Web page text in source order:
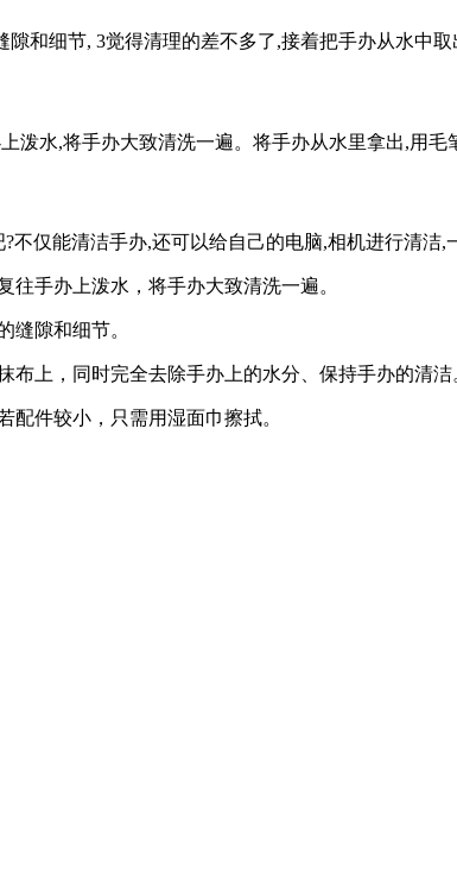
和细节, 3觉得清理的差不多了,接着把手办从水中取
水,将手办大致清洗一遍。将手办从水里拿出,用毛
仅能清洁手办,还可以给自己的电脑,相机进行清洁,
手办上泼水，将手办大致清洗一遍。
缝隙和细节。
上，同时完全去除手办上的水分、保持手办的清洁
件较小，只需用湿面巾擦拭。